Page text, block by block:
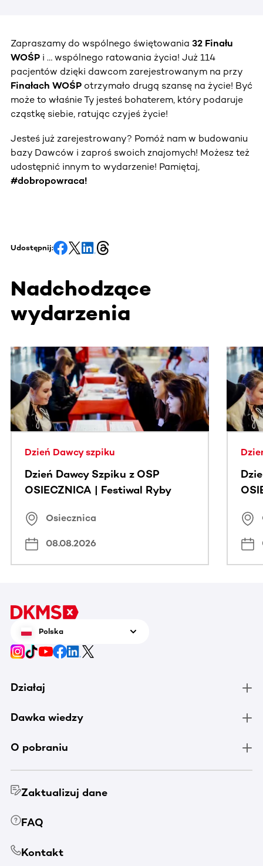
Zapraszamy do wspólnego świętowania 32 Finału
WOŚP i … wspólnego ratowania życia! Już 114
pacjentów dzięki dawcom zarejestrowanym na przy
Finałach WOŚP otrzymało drugą szansę na życie! Być
może to właśnie Ty jesteś bohaterem, który podaruje
cząstkę siebie, ratując czyjeś życie!
Jesteś już zarejestrowany? Pomóż nam w budowaniu
bazy Dawców i zaproś swoich znajomych! Możesz też
udostępnić innym to wydarzenie! Pamiętaj,
#dobropowraca!
Udostępnij:
Nadchodzące
wydarzenia
Ta sekcja zawiera treści przewijane w poziomie. Użyj
Dzień Dawcy szpiku
Dzień Dawcy Szpiku z OSP
OSIECZNICA | Festiwal Ryby
Osiecznica
08.08.2026
Polska
Działaj
Dawka wiedzy
O pobraniu
Zaktualizuj dane
FAQ
Kontakt